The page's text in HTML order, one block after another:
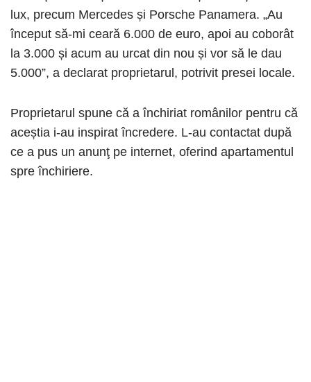
lux, precum Mercedes și Porsche Panamera. „Au
început să-mi ceară 6.000 de euro, apoi au coborât
la 3.000 și acum au urcat din nou și vor să le dau
5.000”, a declarat proprietarul, potrivit presei locale.
Proprietarul spune că a închiriat românilor pentru că
aceștia i-au inspirat încredere. L-au contactat după
ce a pus un anunţ pe internet, oferind apartamentul
spre închiriere.